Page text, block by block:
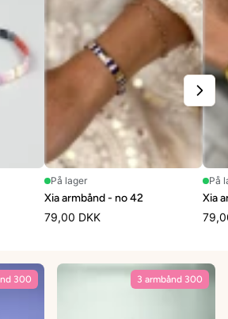
På lager
Xia armbånd - no 42
79,00 DKK
På
Xia
300 3 armbånd 300